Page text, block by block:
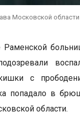
Московской области
Раменской
с
попадало в
области.